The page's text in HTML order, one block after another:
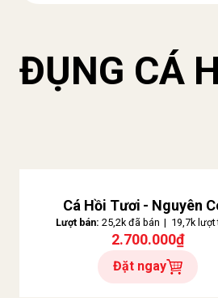
ĐỤNG CÁ
Cá Hồi Tươi - Nguyên
Lượt bán: 25,2k đã bán | 19,7k lượt
2.700.000₫
Đặt ngay